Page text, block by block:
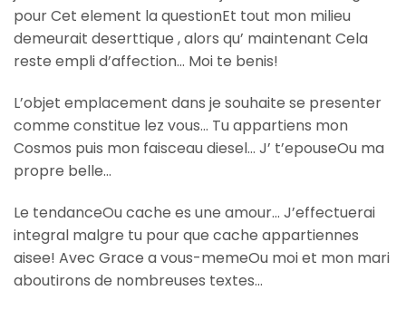
pour Cet element la questionEt tout mon milieu
demeurait deserttique , alors qu’ maintenant Cela
reste empli d’affection… Moi te benis!
L’objet emplacement dans je souhaite se presenter
comme constitue lez vous… Tu appartiens mon
Cosmos puis mon faisceau diesel… J’ t’epouseOu ma
propre belle…
Le tendanceOu cache es une amour… J’effectuerai
integral malgre tu pour que cache appartiennes
aisee! Avec Grace a vous-memeOu moi et mon mari
aboutirons de nombreuses textes…